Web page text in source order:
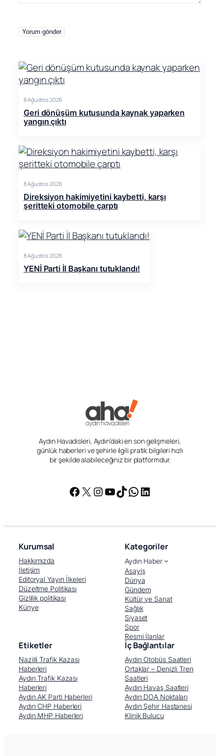
Facebook X (Twitter)
8 Ağustos 2026
Geri dönüşüm kutusunda kaynak yaparken
yangın çıktı
8 Ağustos 2026
Direksiyon hakimiyetini kaybetti, karşı
şeritteki otomobile çarptı
8 Ağustos 2026
YENİ Parti İl Başkanı tutuklandı!
Aydın Havadisleri, Aydın’daki en son gelişmeleri,
günlük haberleri ve şehirle ilgili pratik bilgileri hızlı
bir şekilde alabileceğiniz bir platformdur.
Facebook
X Instagram
YouTube
TikTok
WhatsApp
LinkedIn
Kurumsal
Hakkımızda
İletişim
Editoryal Yayın İlkeleri
Düzeltme Politikası
Gizlilik politikası
Künye
Kategoriler
Aydın Haber
Asayiş
Dünya
Gündem
Kültür ve Sanat
Sağlık
Siyaset
Spor
Resmi İlanlar
Etiketler
Nazilli Trafik Kazası
Haberleri
Aydın Trafik Kazası
Haberleri
Aydın AK Parti Haberleri
Aydın CHP Haberleri
Aydın MHP Haberleri
İç Bağlantılar
Aydın Otobüs Saatleri
Ortaklar – Denizli Tren
Saatleri
Aydın Havaş Saatleri
Aydın DOA Noktaları
Aydın Şehir Hastanesi
Klinik Bulucu